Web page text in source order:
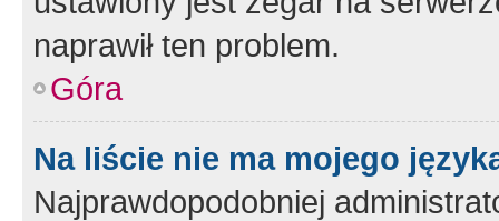
naprawił ten problem.
Góra
Na liście nie ma mojego
Najprawdopodobniej